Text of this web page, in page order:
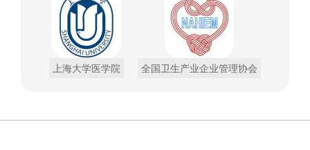
上海大学医学院 全国卫生产业企业管理协会